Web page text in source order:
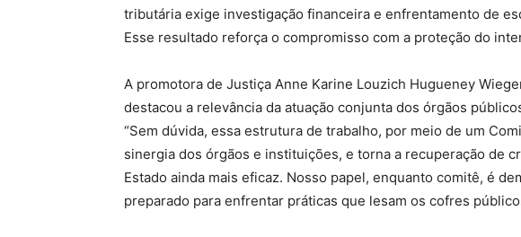
tributária exige investigação financeira e enfrentamento de
Esse resultado reforça o compromisso com a proteção do
A promotora de Justiça Anne Karine Louzich Hugueney
destacou a relevância da atuação conjunta dos órgãos
“Sem dúvida, essa estrutura de trabalho, por meio de um
sinergia dos órgãos e instituições, e torna a recuperação de
Estado ainda mais eficaz. Nosso papel, enquanto comitê, é
preparado para enfrentar práticas que lesam os cofres